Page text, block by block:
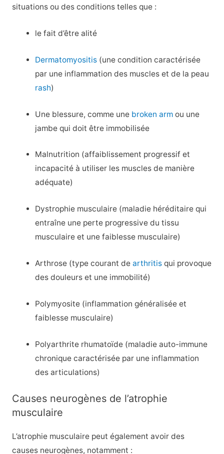
situations ou des conditions telles que :
le fait d’être alité
Dermatomyositis (une condition caractérisée
par une inflammation des muscles et de la peau
rash)
Une blessure, comme une broken arm ou une
jambe qui doit être immobilisée
Malnutrition (affaiblissement progressif et
incapacité à utiliser les muscles de manière
adéquate)
Dystrophie musculaire (maladie héréditaire qui
entraîne une perte progressive du tissu
musculaire et une faiblesse musculaire)
Arthrose (type courant dearthritis qui provoque
des douleurs et une immobilité)
Polymyosite (inflammation généralisée et
faiblesse musculaire)
Polyarthrite rhumatoïde (maladie auto-immune
chronique caractérisée par une inflammation
des articulations)
Causes neurogènes de l’atrophie
musculaire
L’atrophie musculaire peut également avoir des
causes neurogènes, notamment :